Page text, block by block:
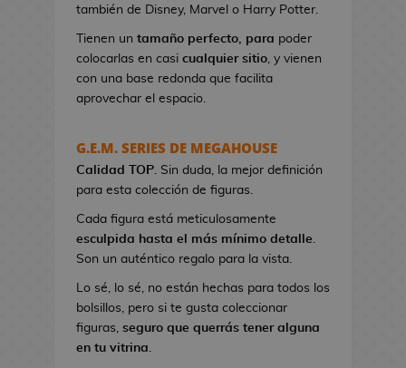
V
o
e
g
o
n
d
o
también de Disney, Marvel o Harry Potter.
Tienen un tamaño perfecto, para poder
colocarlas en casi cualquier sitio, y vienen
con una base redonda que facilita
aprovechar el espacio.
G.E.M. SERIES DE MEGAHOUSE
Calidad TOP. Sin duda, la mejor definición
para esta colección de figuras.
Cada figura está meticulosamente
esculpida hasta el más mínimo detalle.
Son un auténtico regalo para la vista.
Lo sé, lo sé, no están hechas para todos los
bolsillos, pero si te gusta coleccionar
figuras, seguro que querrás tener alguna
en tu vitrina.